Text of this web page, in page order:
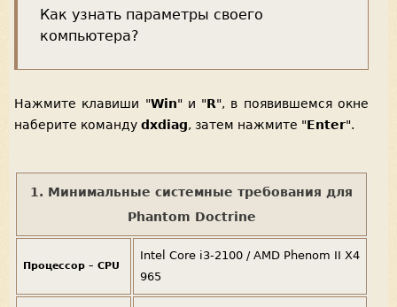
Как узнать параметры своего
компьютера?
Нажмите клавиши "Win" и "R", в появившемся окне
наберите команду dxdiag, затем нажмите "Enter".
1. Минимальные системные требования для
Phantom Doctrine
Процессор – CPU
Intel Core i3-2100 / AMD Phenom II X4
965